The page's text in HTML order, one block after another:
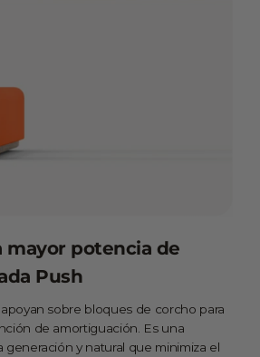
mayor potencia de
Push
sobre bloques de corcho para
de amortiguación. Es una
generación y natural que minimiza el